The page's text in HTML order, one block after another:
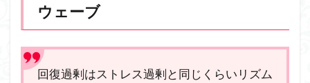
ウェーブ
回復過剰はストレス過剰と同じくらいリズム